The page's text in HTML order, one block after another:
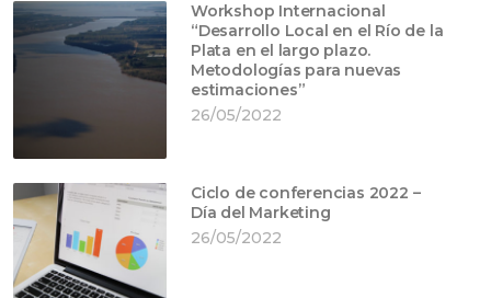
Workshop Internacional
“Desarrollo Local en el Río de la
Plata en el largo plazo.
Metodologías para nuevas
estimaciones”
26/05/2022
Ciclo de conferencias 2022 –
Día del Marketing
26/05/2022